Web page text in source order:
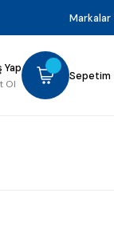
Markalar
Yap
Ol
Sepetim